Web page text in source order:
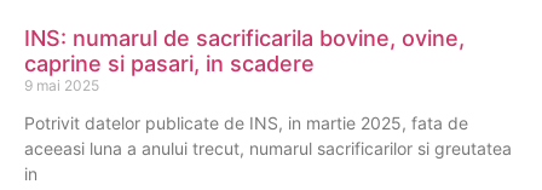
INS: numarul de sacrificarila bovine, ovine,
caprine si pasari, in scadere
9 mai 2025
Potrivit datelor publicate de INS, in martie 2025, fata de
aceeasi luna a anului trecut, numarul sacrificarilor si greutatea
in